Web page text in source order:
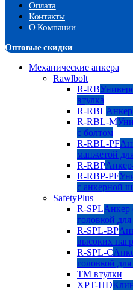
Оплата
Контакты
О Компании
Оптовые скидки
Механические анкера
Rawlbolt
R-RB
втулка
R-RBL
R-RBL-M
с болтом
R-RBL-PF
манжетой
R-RBP
R-RBP-PF
с анкерной
SafetyPlus
R-SPLАнкер
головкой
R-SPL-BP
высоких
R-SPL-C
головкой
TM втулки
XPT-HD